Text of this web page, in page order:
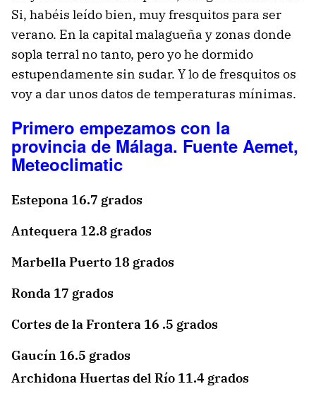
Si, habéis leído bien, muy fresquitos para ser
verano. En la capital malagueña y zonas donde
sopla terral no tanto, pero yo he dormido
estupendamente sin sudar. Y lo de fresquitos os
voy a dar unos datos de temperaturas mínimas.
Primero empezamos con la
provincia de Málaga. Fuente Aemet,
Meteoclimatic
Estepona 16.7 grados
Antequera 12.8 grados
Marbella Puerto 18 grados
Ronda 17 grados
Cortes de la Frontera 16 .5 grados
Gaucín 16.5 grados
Archidona Huertas del Río 11.4 grados